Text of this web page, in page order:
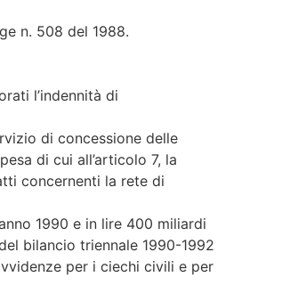
n. 508 del 1988.
l’indennità di
di concessione delle
di cui all’articolo 7, la
concernenti la rete di
1990 e in lire 400 miliardi
bilancio triennale 1990-1992
per i ciechi civili e per